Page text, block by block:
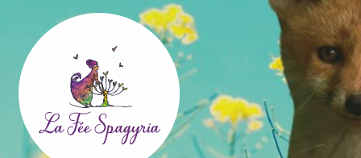
la
navigation
contenu